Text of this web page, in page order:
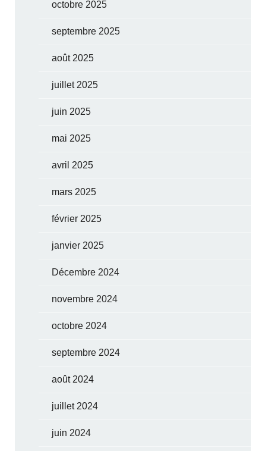
octobre 2025
septembre 2025
août 2025
juillet 2025
juin 2025
mai 2025
avril 2025
mars 2025
février 2025
janvier 2025
Décembre 2024
novembre 2024
octobre 2024
septembre 2024
août 2024
juillet 2024
juin 2024